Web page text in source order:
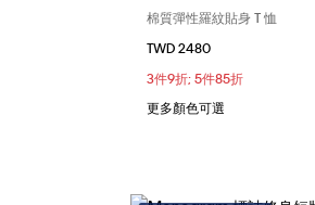
選擇您
XXS
XXL
棉質彈性羅紋貼身 T 恤
TWD 2480
3件9折; 5件85折
更多顏色可選